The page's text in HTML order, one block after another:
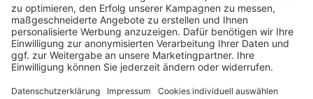
oder Zubehör für das Büro, den Computer oder Ihr
Smartphone? Dann sind Sie bei Druckerzubehoer.de genau
richtig! Unser breites Sortiment bietet unter anderem Tinte
und Toner für alle gängigen Druckermodelle – großer sowie
kleiner Hersteller. Zugleich sind wir Ihr Online Fachhandel für
einrichten, die Werkstatt ausstatten oder den Alltag mit